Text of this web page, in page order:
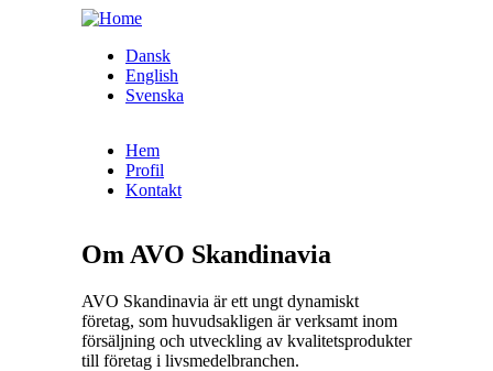
Skip to main content
Dansk
English
Svenska
Hem
Profil
Kontakt
Om AVO Skandinavia
AVO Skandinavia är ett ungt dynamiskt
företag, som huvudsakligen är verksamt inom
försäljning och utveckling av kvalitetsprodukter
till företag i livsmedelbranchen.